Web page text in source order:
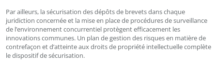
Par ailleurs, la sécurisation des dépôts de brevets dans chaque
juridiction concernée et la mise en place de procédures de surveillance
de l’environnement concurrentiel protègent efficacement les
innovations communes. Un plan de gestion des risques en matière de
contrefaçon et d’atteinte aux droits de propriété intellectuelle complète
le dispositif de sécurisation.